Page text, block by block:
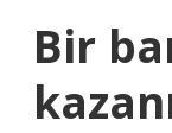
Bir